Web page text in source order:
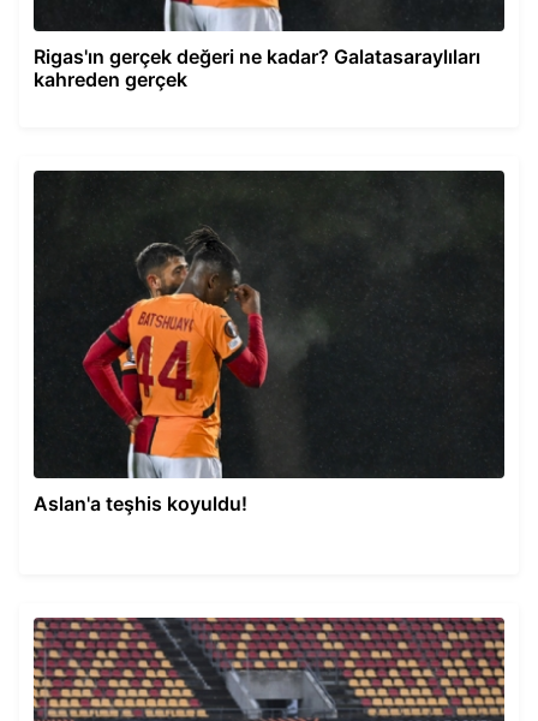
Rigas'ın gerçek değeri ne kadar? Galatasaraylıları
kahreden gerçek
Aslan'a teşhis koyuldu!